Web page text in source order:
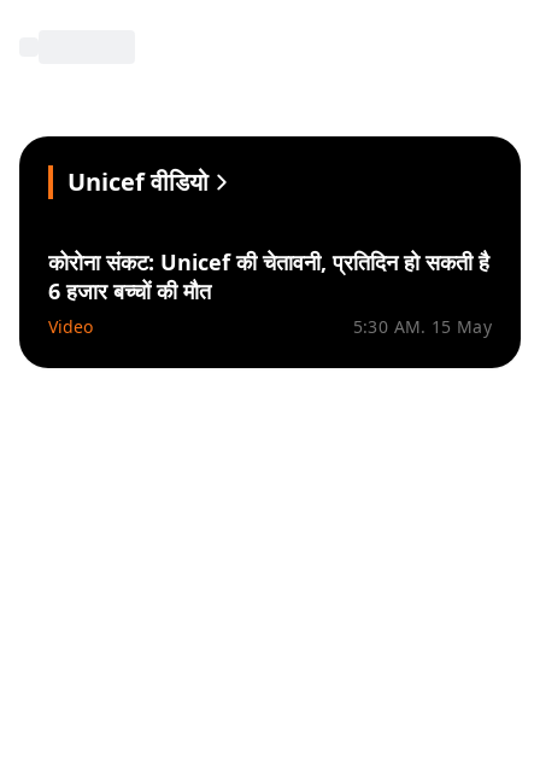
Unicef वीडियो
कोरोना संकट: Unicef की चेतावनी, प्रतिदिन हो सकती है
6 हजार बच्चों की मौत
Video 5:30 AM. 15 May